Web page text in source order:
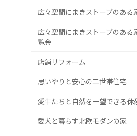
広々空間にまきストーブのある
広々空間にまきストーブのある
覧会
店舗リフォーム
思いやりと安心の二世帯住宅
愛牛たちと自然を一望できる休
愛犬と暮らす北欧モダンの家